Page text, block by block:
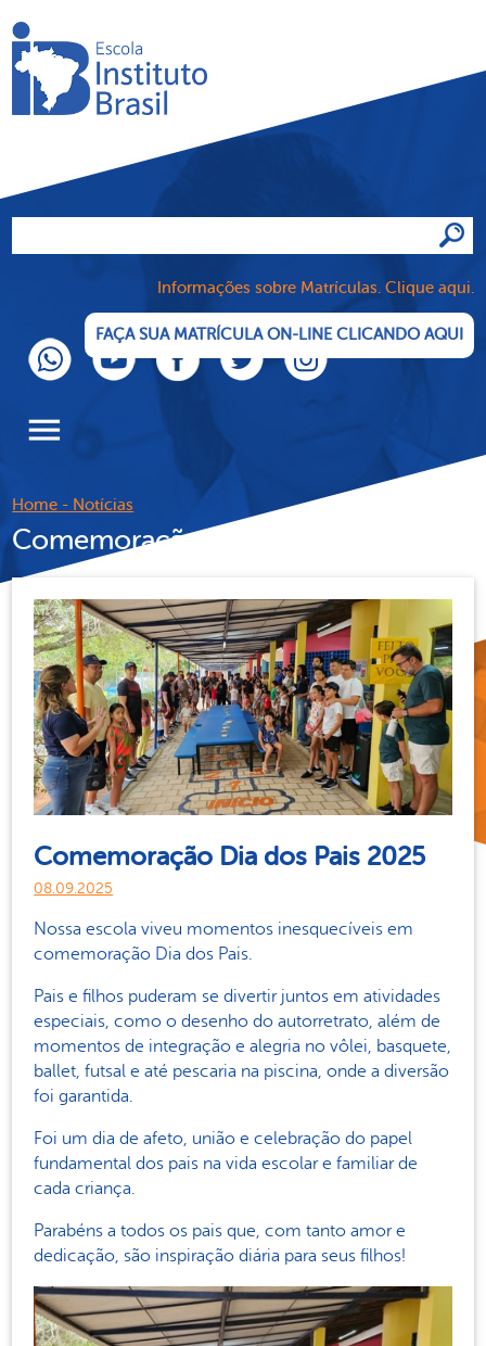
Informações sobre Matrículas. Clique aqui.
FAÇA SUA MATRÍCULA ON-LINE CLICANDO AQUI
menu
Home - Notícias
Comemoração Dia dos Pais 2025
Comemoração Dia dos Pais 2025
08.09.2025
Nossa escola viveu momentos inesquecíveis em
comemoração Dia dos Pais.
Pais e filhos puderam se divertir juntos em atividades
especiais, como o desenho do autorretrato, além de
momentos de integração e alegria no vôlei, basquete,
ballet, futsal e até pescaria na piscina, onde a diversão
foi garantida.
Foi um dia de afeto, união e celebração do papel
fundamental dos pais na vida escolar e familiar de
cada criança.
Parabéns a todos os pais que, com tanto amor e
dedicação, são inspiração diária para seus filhos!